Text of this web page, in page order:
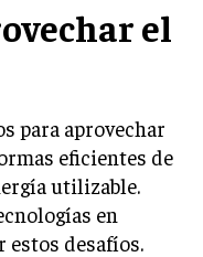
el
para aprovechar
eficientes de
utilizable.
en
estos desafíos.